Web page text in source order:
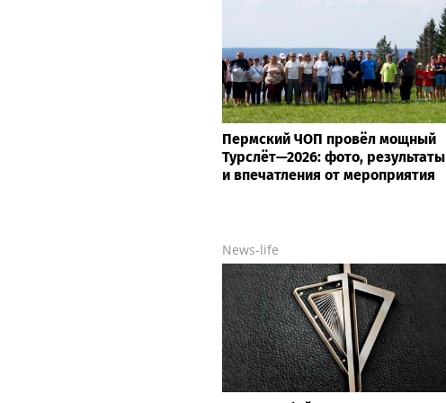
Пермский ЧОП провёл мощный
Турслёт—2026: фото, результаты
и впечатления от мероприятия
News-life